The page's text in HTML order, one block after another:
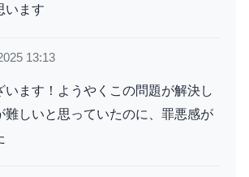
います
13:13
ます！ようやくこの問題が解決し
難しいと思っていたのに、罪悪感が